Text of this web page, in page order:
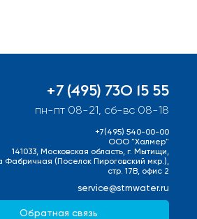
+7 (495) 730 15 55
пн-пт 08-21, сб-вс 08-18
+7(495) 540-00-00
ООО "Халмер"
141033, Московская область, г. Мытищи,
Фабричная (Поселок Пироговский мкр.),
стр. 17В, офис 2
service@stmwater.ru
Обратная связь